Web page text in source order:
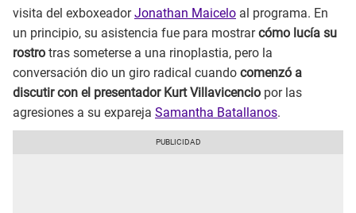
visita del exboxeadorJonathan Maicelo al programa. En
un principio, su asistencia fue para mostrarcómo lucía su
rostro tras someterse a una rinoplastia, pero la
conversación dio un giro radical cuando comenzó a
discutir con el presentador Kurt Villavicencio por las
agresiones a su expareja Samantha Batallanos.